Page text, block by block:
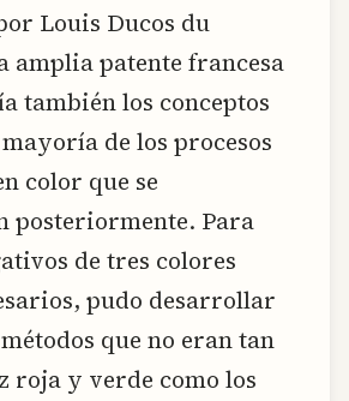
Louis Ducos du
amplia patente francesa
también los conceptos
de los procesos
color que se
posteriormente. Para
de tres colores
pudo desarrollar
que no eran tan
roja y verde como los